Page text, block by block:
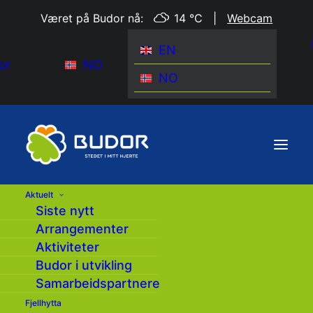
Været på Budor nå: 14 °C |Webcam
NO
EN
NO
Aktuelt
Siste nytt
Arrangementer
Aktiviteter
Budor i utvikling
Samarbeidspartnere
Fjellhytta